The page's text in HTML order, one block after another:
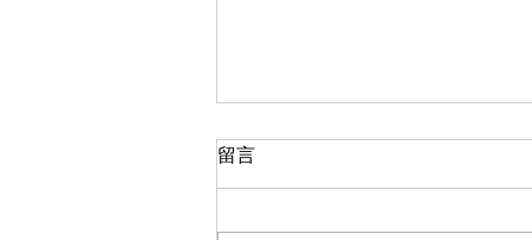
大閘蟹2025選購攻略
大閘蟹2025年的主产区普遍迎来
留言